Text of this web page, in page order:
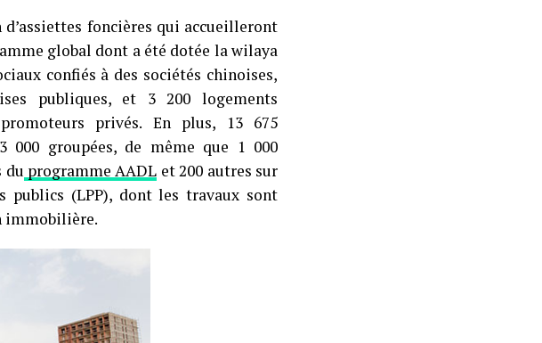
foncières qui accueilleront
global dont a été dotée la wilaya
confiés à des sociétés chinoises,
publiques, et 3 200 logements
privés. En plus, 13 675
000 groupées, de même que 1 000
du programme AADL et 200 autres sur
(LPP), dont les travaux sont
immobilière.